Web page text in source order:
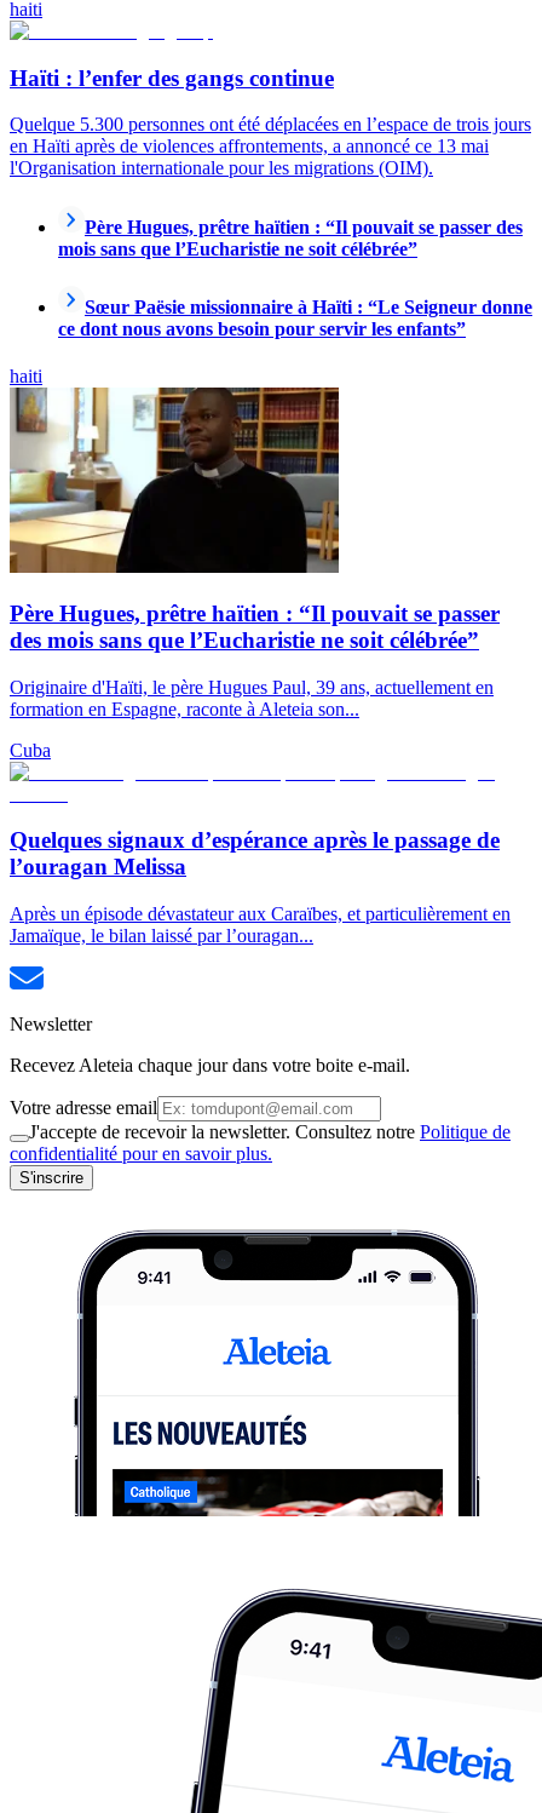
haiti
Haïti : l’enfer des gangs continue
Quelque 5.300 personnes ont été déplacées en l’espace de trois jours
en Haïti après de violences affrontements, a annoncé ce 13 mai
l'Organisation internationale pour les migrations (OIM).
Père Hugues, prêtre haïtien : “Il pouvait se passer des
mois sans que l’Eucharistie ne soit célébrée”
Sœur Paësie missionnaire à Haïti : “Le Seigneur donne
ce dont nous avons besoin pour servir les enfants”
haiti
Père Hugues, prêtre haïtien : “Il pouvait se passer
des mois sans que l’Eucharistie ne soit célébrée”
Originaire d'Haïti, le père Hugues Paul, 39 ans, actuellement en
formation en Espagne, raconte à Aleteia son...
Cuba
Quelques signaux d’espérance après le passage de
l’ouragan Melissa
Après un épisode dévastateur aux Caraïbes, et particulièrement en
Jamaïque, le bilan laissé par l’ouragan...
Newsletter
Recevez Aleteia chaque jour dans votre boite e-mail.
Votre adresse email
J'accepte de recevoir la newsletter. Consultez notre Politique de
confidentialité pour en savoir plus.
S'inscrire